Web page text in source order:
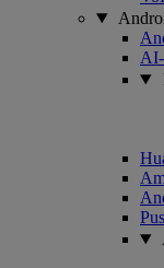
AI-